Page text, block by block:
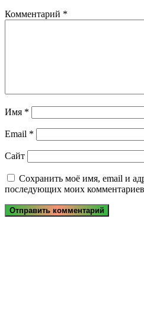
Комментарий *
Имя *
Email *
Сайт
Сохранить моё имя, email и
последующих моих